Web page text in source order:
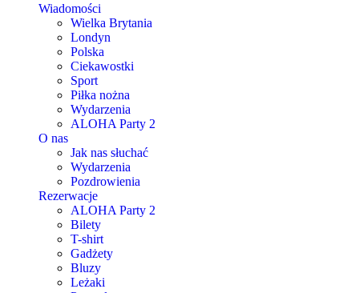
Wiadomości
Wielka Brytania
Londyn
Polska
Ciekawostki
Sport
Piłka nożna
Wydarzenia
ALOHA Party 2
O nas
Jak nas słuchać
Wydarzenia
Pozdrowienia
Rezerwacje
ALOHA Party 2
Bilety
T-shirt
Gadżety
Bluzy
Leżaki